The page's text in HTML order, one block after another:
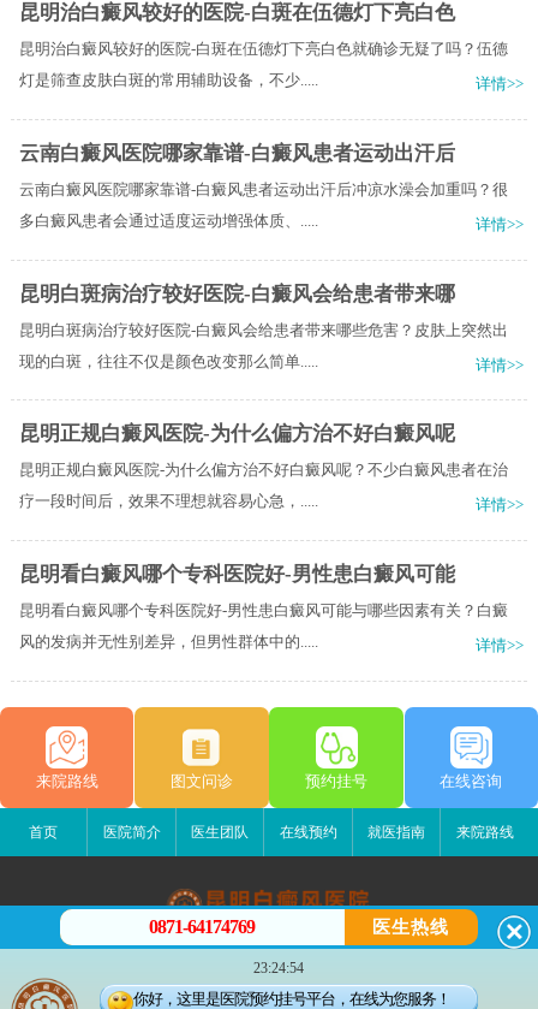
昆明治白癜风较好的医院-白斑在伍德灯下亮白色
昆明治白癜风较好的医院-白斑在伍德灯下亮白色就确诊无疑了吗？伍德
灯是筛查皮肤白斑的常用辅助设备，不少.....
详情>>
云南白癜风医院哪家靠谱-白癜风患者运动出汗后
云南白癜风医院哪家靠谱-白癜风患者运动出汗后冲凉水澡会加重吗？很
多白癜风患者会通过适度运动增强体质、.....
详情>>
昆明白斑病治疗较好医院-白癜风会给患者带来哪
昆明白斑病治疗较好医院-白癜风会给患者带来哪些危害？皮肤上突然出
现的白斑，往往不仅是颜色改变那么简单.....
详情>>
昆明正规白癜风医院-为什么偏方治不好白癜风呢
昆明正规白癜风医院-为什么偏方治不好白癜风呢？不少白癜风患者在治
疗一段时间后，效果不理想就容易心急，.....
详情>>
昆明看白癜风哪个专科医院好-男性患白癜风可能
昆明看白癜风哪个专科医院好-男性患白癜风可能与哪些因素有关？白癜
风的发病并无性别差异，但男性群体中的.....
详情>>
来院路线 图文问诊 预约挂号 在线咨询
首页 医院简介 医生团队 在线预约 就医指南 来院路线
昆明白癜风医院
昆明市五华区护国路2号
版权所有：昆明白癜风医院
0871-64174769 医生热线
23:24:54
你好，这里是医院预约挂号平台，在线为您服务！